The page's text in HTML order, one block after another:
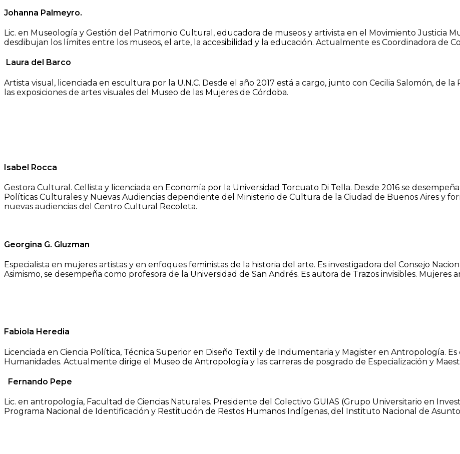
Johanna Palmeyro.
Lic. en Museología y Gestión del Patrimonio Cultural, educadora de museos y artivista en el Movimiento Justicia
desdibujan los límites entre los museos, el arte, la accesibilidad y la educación. Actualmente es Coordinadora de
Laura del Barco
Artista visual, licenciada en escultura por la U.N.C. Desde el año 2017 está a cargo, junto con Cecilia Salomón, de
las exposiciones de artes visuales del Museo de las Mujeres de Córdoba.
Isabel Rocca
Gestora Cultural. Cellista y licenciada en Economía por la Universidad Torcuato Di Tella. Desde 2016 se
Políticas Culturales y Nuevas Audiencias dependiente del Ministerio de Cultura de la Ciudad de Buenos Aires y
nuevas audiencias del Centro Cultural Recoleta.
Georgina G. Gluzman
Especialista en mujeres artistas y en enfoques feministas de la historia del arte. Es investigadora del Consejo
Asimismo, se desempeña como profesora de la Universidad de San Andrés. Es autora de Trazos invisibles. Mujeres
Fabiola Heredia
Licenciada en Ciencia Política, Técnica Superior en Diseño Textil y de Indumentaria y Magister en Antropología.
Humanidades. Actualmente dirige el Museo de Antropología y las carreras de posgrado de Especialización y
Fernando Pepe
Lic. en antropología, Facultad de Ciencias Naturales. Presidente del Colectivo GUIAS (Grupo Universitario en
Programa Nacional de Identificación y Restitución de Restos Humanos Indígenas, del Instituto Nacional de